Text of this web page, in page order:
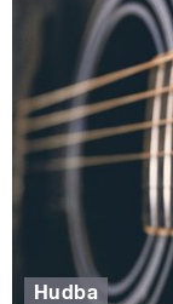
Hudba